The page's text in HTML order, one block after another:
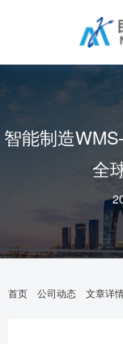
智能制造
全
首页 公司动态 文章详